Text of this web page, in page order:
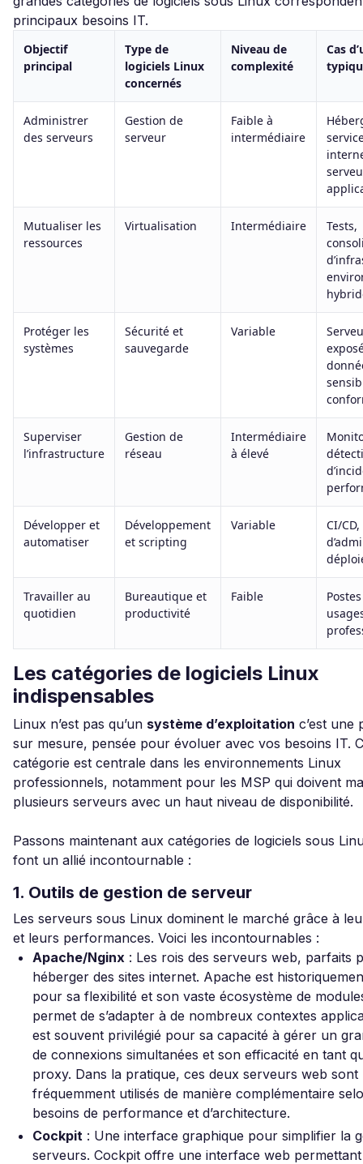
principaux besoins IT.
Objectif
principal
Type de
logiciels Linux
concernés
Niveau de
complexité
Cas
Administrer
des serveurs
Gestion de
serveur
Faible à
intermédiaire
Mutualiser les
ressources
Virtualisation Intermédiaire
Tests,
Protéger les
systèmes
Sécurité et
sauvegarde
Variable
Superviser
l’infrastructure
Gestion de
réseau
Intermédiaire
à élevé
Développer et
automatiser
Développement
et scripting
Variable
CI/
Travailler au
quotidien
Bureautique et
productivité
Faible
Les catégories de logiciels Linux
indispensables
Linux n’est pas qu’un système d’exploitation c’est une
sur mesure, pensée pour évoluer avec vos besoins IT.
catégorie est centrale dans les environnements Linux
professionnels, notamment pour les MSP qui doivent
plusieurs serveurs avec un haut niveau de disponibilité.
Passons maintenant aux catégories de logiciels sous
font un allié incontournable :
1. Outils de gestion de serveur
Les serveurs sous Linux dominent le marché grâce à
et leurs performances. Voici les incontournables :
Apache/Nginx : Les rois des serveurs web, parfaits
héberger des sites internet. Apache est
pour sa flexibilité et son vaste écosystème de
permet de s’adapter à de nombreux contextes
est souvent privilégié pour sa capacité à gérer un
de connexions simultanées et son efficacité en tant
proxy. Dans la pratique, ces deux serveurs web sont
fréquemment utilisés de manière complémentaire
besoins de performance et d’architecture.
Cockpit : Une interface graphique pour simplifier la
serveurs. Cockpit offre une interface web permettant